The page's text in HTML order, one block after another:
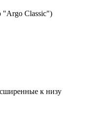
"Argo Classic")
к низу